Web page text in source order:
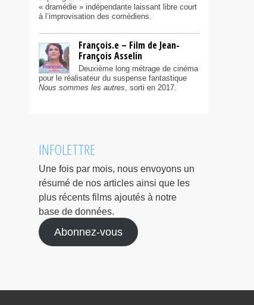
« dramédie » indépendante laissant libre court
à l’improvisation des comédiens.
François.e – Film de Jean-
François Asselin
Deuxième long métrage de cinéma
pour le réalisateur du suspense fantastique
Nous sommes les autres, sorti en 2017.
INFOLETTRE
Une fois par mois, nous envoyons un
résumé de nos articles ainsi que les
plus récents films ajoutés à notre
base de données.
Abonnez-vous